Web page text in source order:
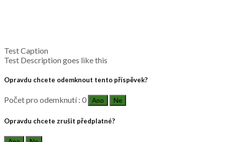
Test Caption
Test Description goes like this
Opravdu chcete odemknout tento příspěvek?
Počet pro odemknutí : 0 Ano Ne
Opravdu chcete zrušit předplatné?